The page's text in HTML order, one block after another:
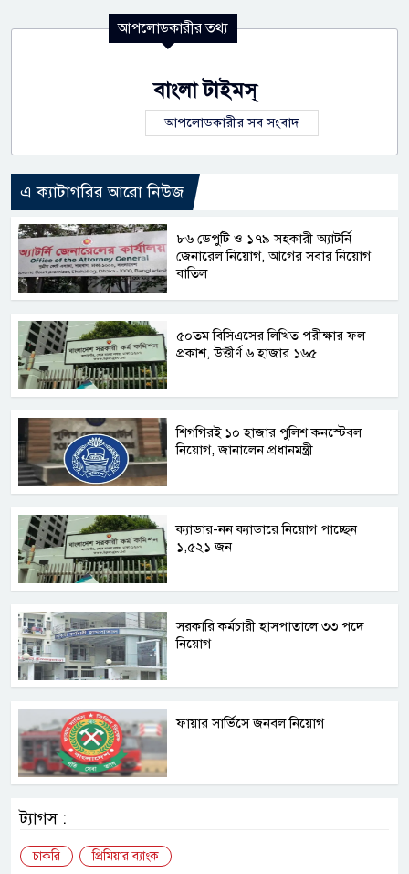
আপলোডকারীর তথ্য
বাংলা টাইমস্
আপলোডকারীর সব সংবাদ
এ ক্যাটাগরির আরো নিউজ
৮৬ ডেপুটি ও ১৭৯ সহকারী অ্যাটর্নি
জেনারেল নিয়োগ, আগের সবার নিয়োগ
বাতিল
৫০তম বিসিএসের লিখিত পরীক্ষার ফল
প্রকাশ, উত্তীর্ণ ৬ হাজার ১৬৫
শিগগিরই ১০ হাজার পুলিশ কনস্টেবল
নিয়োগ, জানালেন প্রধানমন্ত্রী
ক্যাডার-নন ক্যাডারে নিয়োগ পাচ্ছেন
১,৫২১ জন
সরকারি কর্মচারী হাসপাতালে ৩৩ পদে
নিয়োগ
ফায়ার সার্ভিসে জনবল নিয়োগ
ট্যাগস :
চাকরি প্রিমিয়ার ব্যাংক